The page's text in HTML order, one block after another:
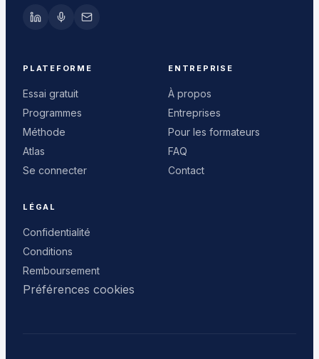
PLATEFORME
Essai gratuit
Programmes
Méthode
Atlas
Se connecter
ENTREPRISE
À propos
Entreprises
Pour les formateurs
FAQ
Contact
LÉGAL
Confidentialité
Conditions
Remboursement
Préférences cookies